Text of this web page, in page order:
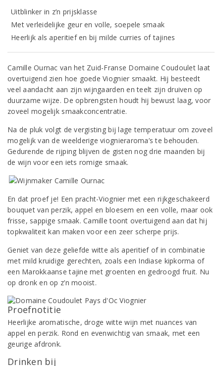
Uitblinker in z’n prijsklasse
Met verleidelijke geur en volle, soepele smaak
Heerlijk als aperitief en bij milde curries of tajines
Camille Ournac van het Zuid-Franse Domaine Coudoulet laat
overtuigend zien hoe goede Viognier smaakt. Hij besteedt
veel aandacht aan zijn wijngaarden en teelt zijn druiven op
duurzame wijze. De opbrengsten houdt hij bewust laag, voor
zoveel mogelijk smaakconcentratie.
Na de pluk volgt de vergisting bij lage temperatuur om zoveel
mogelijk van de weelderige viognieraroma’s te behouden.
Gedurende de rijping blijven de gisten nog drie maanden bij
de wijn voor een iets romige smaak.
En dat proef je! Een pracht-Viognier met een rijkgeschakeerd
bouquet van perzik, appel en bloesem en een volle, maar ook
frisse, sappige smaak.Camille toont overtuigend aan dat hij
topkwaliteit kan maken voor een zeer scherpe prijs.
Geniet van deze geliefde witte als aperitief of in combinatie
met mild kruidige gerechten, zoals een Indiase kipkorma of
een Marokkaanse tajine met groenten en gedroogd fruit. Nu
op dronk en op z’n mooist.
Proefnotitie
Heerlijke aromatische, droge witte wijn met nuances van
appel en perzik. Rond en evenwichtig van smaak, met een
geurige afdronk.
Drinken bij